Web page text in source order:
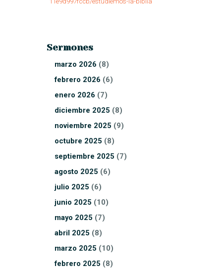
Sermones
marzo 2026 (8)
febrero 2026 (6)
enero 2026 (7)
diciembre 2025 (8)
noviembre 2025 (9)
octubre 2025 (8)
septiembre 2025 (7)
agosto 2025 (6)
julio 2025 (6)
junio 2025 (10)
mayo 2025 (7)
abril 2025 (8)
marzo 2025 (10)
febrero 2025 (8)